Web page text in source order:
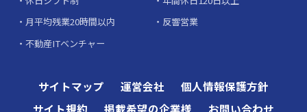
月平均残業20時間以内
反響営業
不動産ITベンチャー
サイトマップ 運営会社
個人情報保護方針
サイト規約
掲載希望の企業様 お問い合わせ